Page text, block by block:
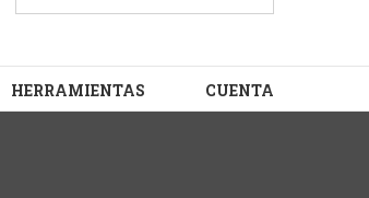
HERRAMIENTAS CUENTA